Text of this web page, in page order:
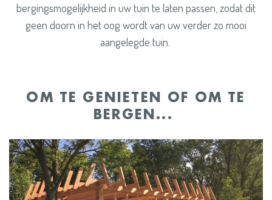
bergingsmogelijkheid in uw tuin te laten passen, zodat dit
geen doorn in het oog wordt van uw verder zo mooi
aangelegde tuin.
OM TE GENIETEN OF OM TE
BERGEN...